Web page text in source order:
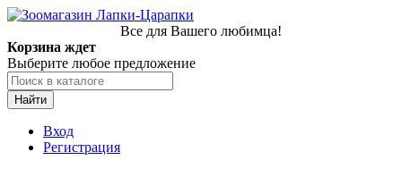
Все для Вашего любимца!
Корзина ждет
Выберите любое предложение
Найти
Вход
Регистрация